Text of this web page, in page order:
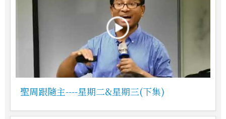
聖周跟隨主----星期二&星期三(下集)